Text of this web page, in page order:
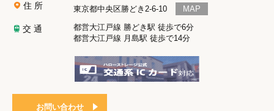
住 所 東京都中央区勝どき2-6-10
交 通
都営大江戸線 勝どき駅 徒歩で6分
都営大江戸線 月島駅 徒歩で14分
お問い合わせ